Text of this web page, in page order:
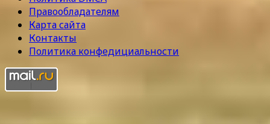
Правообладателям
Карта сайта
Контакты
Политика конфедициальности